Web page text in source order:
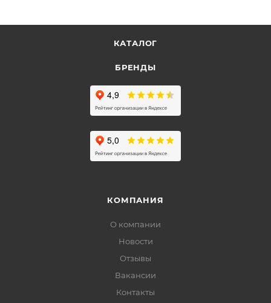
КАТАЛОГ
БРЕНДЫ
КОМПАНИЯ
О компании
Новости
Отзывы
Вакансии
Контакты